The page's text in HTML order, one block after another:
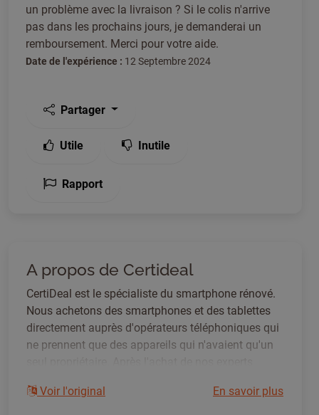
un problème avec la livraison ? Si le colis n'arrive
pas dans les prochains jours, je demanderai un
remboursement. Merci pour votre aide.
Date de l'expérience : 12 Septembre 2024
Partager
Utile Inutile
Rapport
A propos de Certideal
CertiDeal est le spécialiste du smartphone rénové.
Nous achetons des smartphones et des tablettes
directement auprès d'opérateurs téléphoniques qui
ne prennent que des appareils qui n'avaient qu'un
sont rénovés dans notre laboratoire interne. Les
Voir l'original En savoir plus